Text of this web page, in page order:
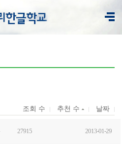
조회 수 추천 수 날짜
27915 2013-01-29